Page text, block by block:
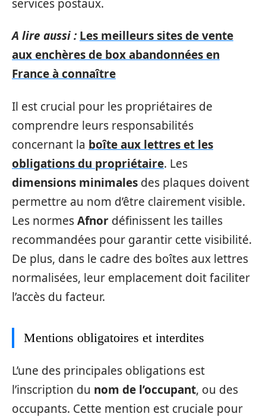
services postaux.
A lire aussi : Les meilleurs sites de vente
aux enchères de box abandonnées en
France à connaître
Il est crucial pour les propriétaires de
comprendre leurs responsabilités
concernant la boîte aux lettres et les
obligations du propriétaire. Les
dimensions minimales des plaques doivent
permettre au nom d’être clairement visible.
Les normesAfnor définissent les tailles
recommandées pour garantir cette visibilité.
De plus, dans le cadre des boîtes aux lettres
normalisées, leur emplacement doit faciliter
l’accès du facteur.
Mentions obligatoires et interdites
L’une des principales obligations est
l’inscription du nom de l’occupant, ou des
occupants. Cette mention est cruciale pour